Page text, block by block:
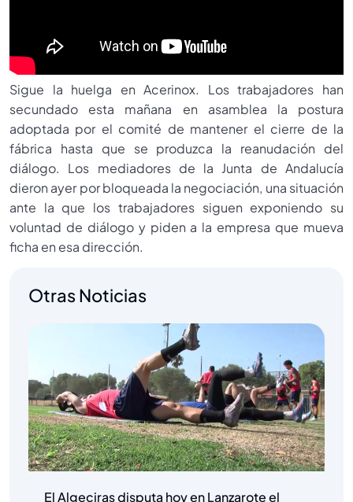
Sigue la huelga en Acerinox. Los trabajadores han
secundado esta mañana en asamblea la postura
adoptada por el comité de mantener el cierre de la
fábrica hasta que se produzca la reanudación del
diálogo. Los mediadores de la Junta de Andalucía
dieron ayer por bloqueada la negociación, una situación
ante la que los trabajadores siguen exponiendo su
voluntad de diálogo y piden a la empresa que mueva
ficha en esa dirección.
Otras Noticias
El Algeciras disputa hoy en Lanzarote el